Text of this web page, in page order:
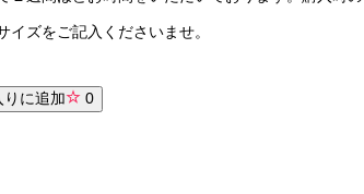
イズをご記入くださいませ。
りに追加 0